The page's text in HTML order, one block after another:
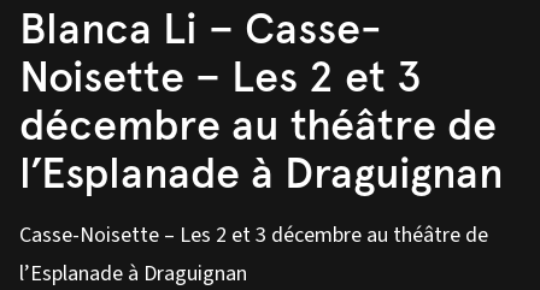
Blanca Li – Casse-
Noisette – Les 2 et 3
décembre au théâtre de
l’Esplanade à Draguignan
Casse-Noisette – Les 2 et 3 décembre au théâtre de
l’Esplanade à Draguignan